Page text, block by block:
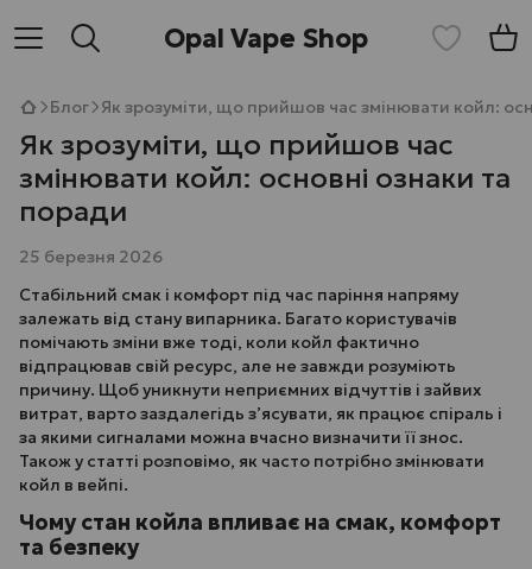
Opal Vape Shop
Блог Як зрозуміти, що прийшов час змінювати койл:
Як зрозуміти, що прийшов час
змінювати койл: основні ознаки та
поради
25 березня 2026
Стабільний смак і комфорт під час паріння напряму
залежать від стану випарника. Багато користувачів
помічають зміни вже тоді, коли койл фактично
відпрацював свій ресурс, але не завжди розуміють
причину. Щоб уникнути неприємних відчуттів і зайвих
витрат, варто заздалегідь з’ясувати, як працює спіраль і
за якими сигналами можна вчасно визначити її знос.
Також у статті розповімо, як часто потрібно змінювати
койл в вейпі.
Чому стан койла впливає на смак, комфорт
та безпеку